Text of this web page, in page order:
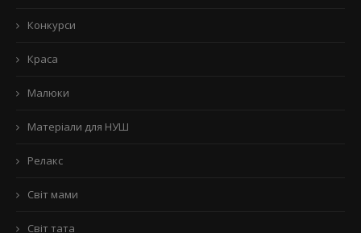
Конкурси
Краса
Малюки
Матеріали для НУШ
Релакс
Світ мами
Світ тата